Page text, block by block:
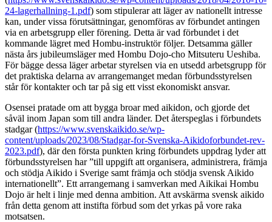
24-lagerhallning-1.pdf) som stipulerar att läger av nationellt intresse
kan, under vissa förutsättningar, genomföras av förbundet antingen
via en arbetsgrupp eller förening. Detta är vad förbundet i det
kommande lägret med Hombu-instruktör följer. Detsamma gäller
nästa års jubileumsläger med Hombu Dojo-cho Mitsuteru Ueshiba.
För bägge dessa läger arbetar styrelsen via en utsedd arbetsgrupp för
det praktiska delarna av arrangemanget medan förbundsstyrelsen
står för kontakter och tar på sig ett visst ekonomiskt ansvar.
Osensei pratade om att bygga broar med aikidon, och gjorde det
såväl inom Japan som till andra länder. Det återspeglas i förbundets
stadgar (https://www.svenskaikido.se/wp-
content/uploads/2023/08/Stadgar-for-Svenska-Aikidoforbundet-rev-
2023.pdf), där den första punkten kring förbundets uppdrag lyder att
förbundsstyrelsen har ”till uppgift att organisera, administrera, främja
och stödja Aikido i Sverige samt främja och stödja svensk Aikido
internationellt”. Ett arrangemang i samverkan med Aikikai Hombu
Dojo är helt i linje med denna ambition. Att avskärma svensk aikido
från detta genom att instifta förbud som det yrkas på vore raka
motsatsen.